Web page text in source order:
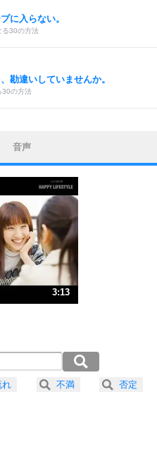
に入らない。
る30の方法
勘違いしていませんか。
30の方法
。
他人を見ない。
になる30の方法
れない原因は、行動しないから。
なる30の方法
かなるもの。
方法
、怒りを優しさで表現する。
音声
3:13
）
）
れ 不満 否定